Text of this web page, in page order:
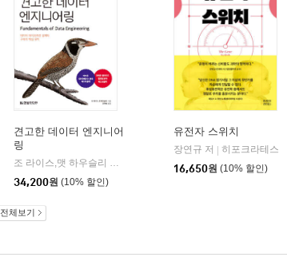
견고한 데이터 엔지니어
링
조 라이스,맷 하우슬리 저/김인범 역
한빛미디어
34,200원 (10% 할인)
유전자 스위치
장연규 저
히포크라테스
16,650원 (10% 할인)
전체보기